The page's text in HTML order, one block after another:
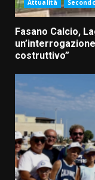
Attualità
Fasano Calcio,
costruttivo”